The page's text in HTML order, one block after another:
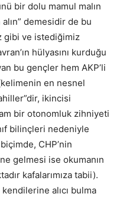
bir dolu mamul malın
demesidir de bu
gibi ve istediğimiz
hülyasını kurduğu
bu gençler hem AKP’li
en nesnel
ikincisi
bir otonomluk zihniyeti
bilinçleri nedeniyle
CHP’nin
gelmesi ise okumanın
kafalarımıza tabii).
alıcı bulma